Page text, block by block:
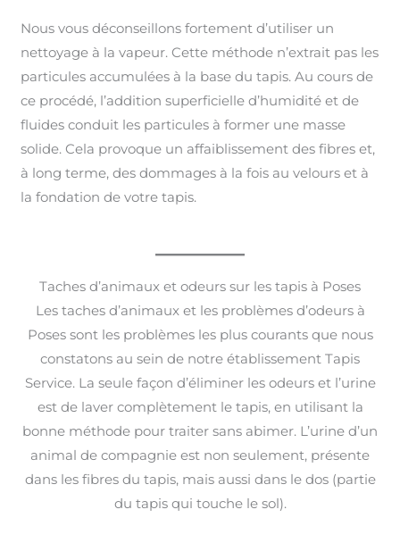
Nous vous déconseillons fortement d’utiliser un
nettoyage à la vapeur. Cette méthode n’extrait pas les
particules accumulées à la base du tapis. Au cours de
ce procédé, l’addition superficielle d’humidité et de
fluides conduit les particules à former une masse
solide. Cela provoque un affaiblissement des fibres et,
à long terme, des dommages à la fois au velours et à
la fondation de votre tapis.
Taches d’animaux et odeurs sur les tapis à Poses
Les taches d’animaux et les problèmes d’odeurs à
Poses sont les problèmes les plus courants que nous
constatons au sein de notre établissement Tapis
Service. La seule façon d’éliminer les odeurs et l’urine
est de laver complètement le tapis, en utilisant la
bonne méthode pour traiter sans abimer. L’urine d’un
animal de compagnie est non seulement, présente
dans les fibres du tapis, mais aussi dans le dos (partie
du tapis qui touche le sol).